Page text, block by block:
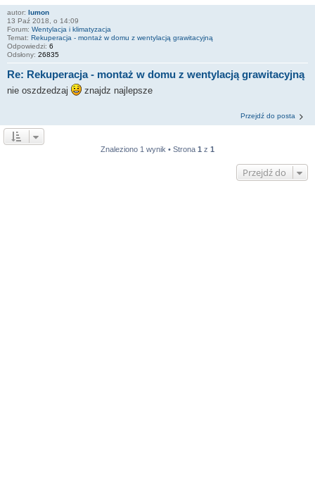
autor: lumon
13 Paź 2018, o 14:09
Forum: Wentylacja i klimatyzacja
Temat: Rekuperacja - montaż w domu z wentylacją grawitacyjną
Odpowiedzi: 6
Odsłony: 26835
Re: Rekuperacja - montaż w domu z wentylacją grawitacyjną
nie oszdzedzaj znajdz najlepsze
Przejdź do posta
Znaleziono 1 wynik • Strona 1 z 1
Przejdź do